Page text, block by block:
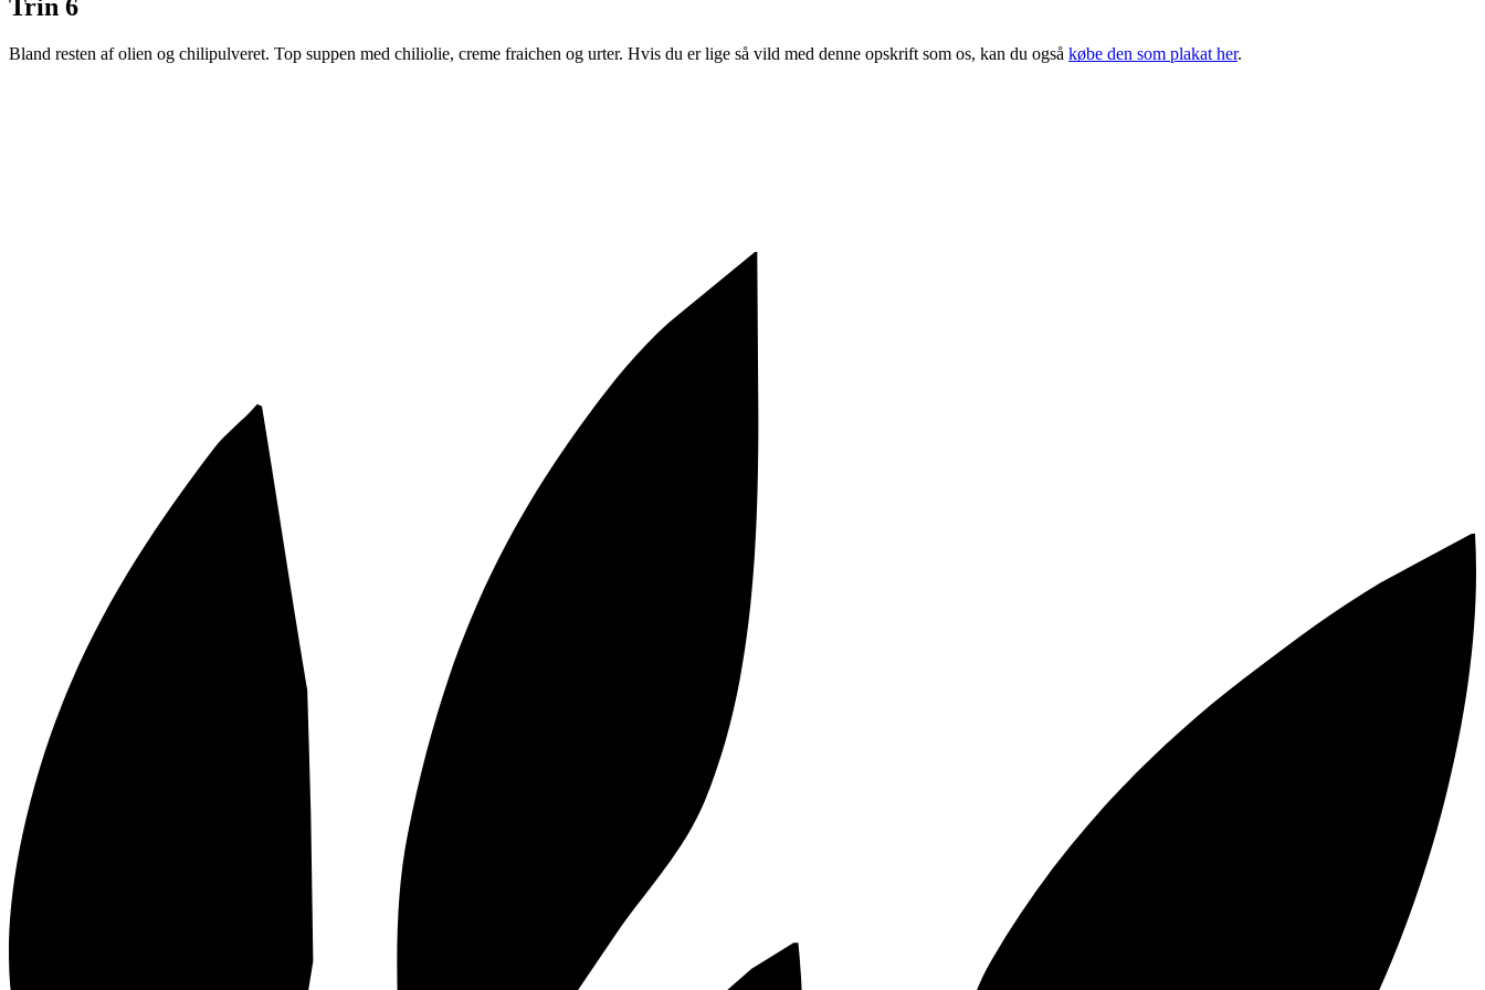
Trin 6
Bland resten af olien og chilipulveret. Top suppen med chiliolie, creme fraichen og urter. Hvis du er lige så vild med denne opskrift som os, kan du også købe den som plakat her.